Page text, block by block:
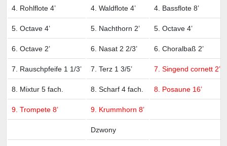
4. Rohlflote 4’ 4. Waldflote 4’ 4. Bassflote 8’
5. Octave 4’ 5. Nachthorn 2’ 5. Octave 4’
6. Octave 2’ 6. Nasat 2 2/3’ 6. Choralbaß 2’
7. Rauschpfeife 1 1/3’ 7. Terz 1 3/5’ 7. Singend cornett 2’
8. Mixtur 5 fach. 8. Scharf 4 fach. 8. Posaune 16’
9. Trompete 8’ 9. Krummhorn 8’
Dzwony